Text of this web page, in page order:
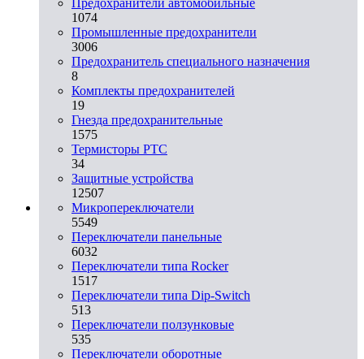
1074
Промышленные предохранители
3006
Предохранитель специального назначения
8
Комплекты предохранителей
19
Гнезда предохранительные
1575
Термисторы PTC
34
Защитные устройства
12507
Микропереключатели
5549
Переключатели панельные
6032
Переключатели типа Rocker
1517
Переключатели типа Dip-Switch
513
Переключатели ползунковые
535
Переключатели оборотные